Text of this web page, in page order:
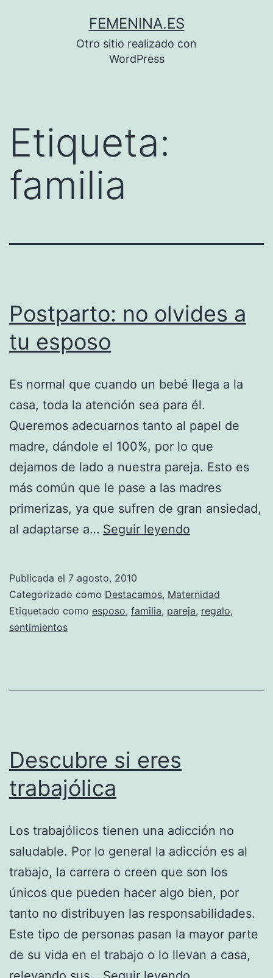
FEMENINA.ES
Otro sitio realizado con
WordPress
Etiqueta:
familia
Postparto: no olvides a
tu esposo
Es normal que cuando un bebé llega a la
casa, toda la atención sea para él.
Queremos adecuarnos tanto al papel de
madre, dándole el 100%, por lo que
dejamos de lado a nuestra pareja. Esto es
más común que le pase a las madres
primerizas, ya que sufren de gran ansiedad,
al adaptarse a… Seguir leyendo
a
tu
Publicada el 7 agosto, 2010
Categorizado como Destacamos, Maternidad
Etiquetado como esposo, familia, pareja, regalo,
sentimientos
Descubre si eres
trabajólica
Los trabajólicos tienen una adicción no
saludable. Por lo general la adicción es al
trabajo, la carrera o creen que son los
únicos que pueden hacer algo bien, por
tanto no distribuyen las responsabilidades.
Este tipo de personas pasan la mayor parte
de su vida en el trabajo o lo llevan a casa,